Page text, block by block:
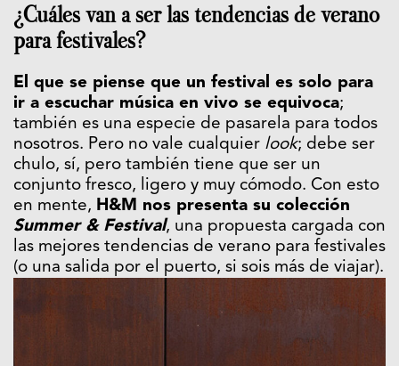
¿Cuáles van a ser las tendencias de verano
para festivales?
El que se piense que un festival es solo para
ir a escuchar música en vivo se equivoca;
también es una especie de pasarela para todos
nosotros. Pero no vale cualquier look; debe ser
chulo, sí, pero también tiene que ser un
conjunto fresco, ligero y muy cómodo. Con esto
en mente, H&M nos presenta su colección
Summer & Festival, una propuesta cargada con
las mejores tendencias de verano para festivales
(o una salida por el puerto, si sois más de viajar).